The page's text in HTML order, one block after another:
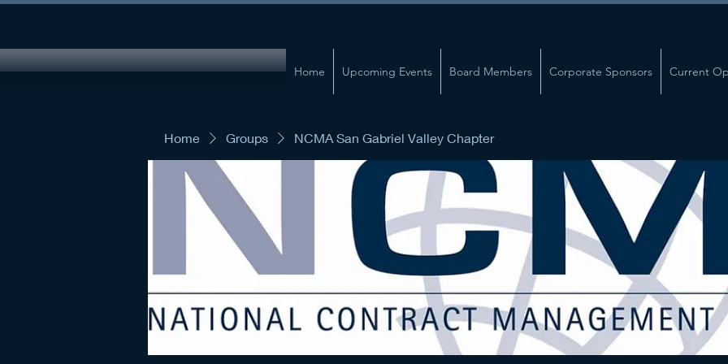
Home Upcoming Events Board Members Corporate Sponsors Current
Home Groups NCMA San Gabriel Valley Chapter